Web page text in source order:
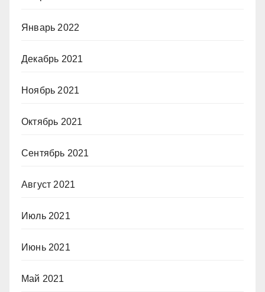
Январь 2022
Декабрь 2021
Ноябрь 2021
Октябрь 2021
Сентябрь 2021
Август 2021
Июль 2021
Июнь 2021
Май 2021